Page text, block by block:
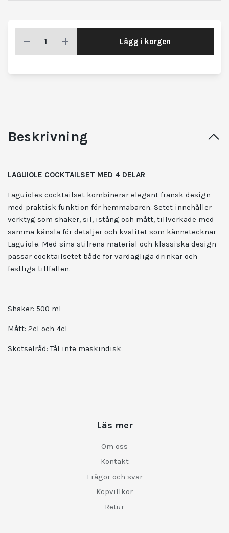
Lägg i korgen
Beskrivning
LAGUIOLE COCKTAILSET MED 4 DELAR
Laguioles cocktailset kombinerar elegant fransk design
med praktisk funktion för hemmabaren. Setet innehåller
verktyg som shaker, sil, istång och mått, tillverkade med
samma känsla för detaljer och kvalitet som kännetecknar
Laguiole. Med sina stilrena material och klassiska design
passar cocktailsetet både för vardagliga drinkar och
festliga tillfällen.
Shaker: 500 ml
Mått: 2cl och 4cl
Skötselråd: Tål inte maskindisk
Läs mer
Om oss
Kontakt
Frågor och svar
Köpvillkor
Retur